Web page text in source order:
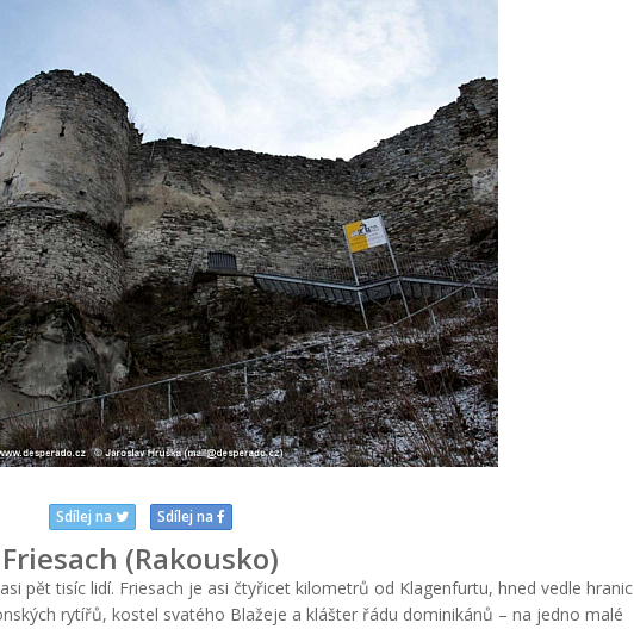
Sdílej na Sdílej na
Friesach (Rakousko)
pět tisíc lidí. Friesach je asi čtyřicet kilometrů od Klagenfurtu, hned vedle hranic
rytířů, kostel svatého Blažeje a klášter řádu dominikánů – na jedno malé